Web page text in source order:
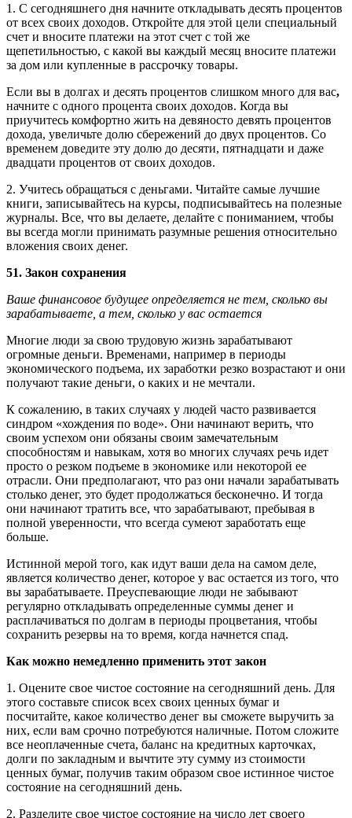
1. С сегодняшнего дня начните откладывать десять процентов
от всех своих доходов. Откройте для этой цели специальный
счет и вносите платежи на этот счет с той же
щепетильностью, с какой вы каждый месяц вносите платежи
за дом или купленные в рассрочку товары.
Если вы в долгах и десять процентов слишком много для вас,
начните с одного процента своих доходов. Когда вы
приучитесь комфортно жить на девяносто девять процентов
дохода, увеличьте долю сбережений до двух процентов. Со
временем доведите эту долю до десяти, пятнадцати и даже
двадцати процентов от своих доходов.
2. Учитесь обращаться с деньгами. Читайте самые лучшие
книги, записывайтесь на курсы, подписывайтесь на полезные
журналы. Все, что вы делаете, делайте с пониманием, чтобы
вы всегда могли принимать разумные решения относительно
вложения своих денег.
51. Закон сохранения
Ваше финансовое будущее определяется не тем, сколько вы
зарабатываете, а тем, сколько у вас остается
Многие люди за свою трудовую жизнь зарабатывают
огромные деньги. Временами, например в периоды
экономического подъема, их заработки резко возрастают и они
получают такие деньги, о каких и не мечтали.
К сожалению, в таких случаях у людей часто развивается
синдром «хождения по воде». Они начинают верить, что
своим успехом они обязаны своим замечательным
способностям и навыкам, хотя во многих случаях речь идет
просто о резком подъеме в экономике или некоторой ее
отрасли. Они предполагают, что раз они начали зарабатывать
столько денег, это будет продолжаться бесконечно. И тогда
они начинают тратить все, что зарабатывают, пребывая в
полной уверенности, что всегда сумеют заработать еще
больше.
Истинной мерой того, как идут ваши дела на самом деле,
является количество денег, которое у вас остается из того, что
вы зарабатываете. Преуспевающие люди не забывают
регулярно откладывать определенные суммы денег и
расплачиваться по долгам в периоды процветания, чтобы
сохранить резервы на то время, когда начнется спад.
Как можно немедленно применить этот закон
1. Оцените свое чистое состояние на сегодняшний день. Для
этого составьте список всех своих ценных бумаг и
посчитайте, какое количество денег вы сможете выручить за
них, если вам срочно потребуются наличные. Потом сложите
все неоплаченные счета, баланс на кредитных карточках,
долги по закладным и вычтите эту сумму из стоимости
ценных бумаг, получив таким образом свое истинное чистое
состояние на сегодняшний день.
2. Разделите свое чистое состояние на число лет своего